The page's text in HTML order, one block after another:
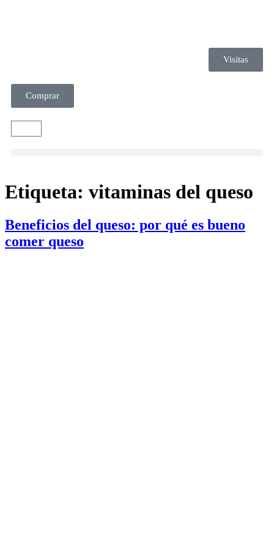
Visitas
Comprar
Etiqueta: vitaminas del queso
Beneficios del queso: por qué es bueno
comer queso